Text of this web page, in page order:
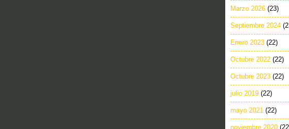
Marzo 2026 (23)
Septiembre 2024
Enero 2023 (22)
Octubre 2022 (22)
Octubre 2023 (22)
julio 2019 (22)
mayo 2021 (22)
noviembre 2020